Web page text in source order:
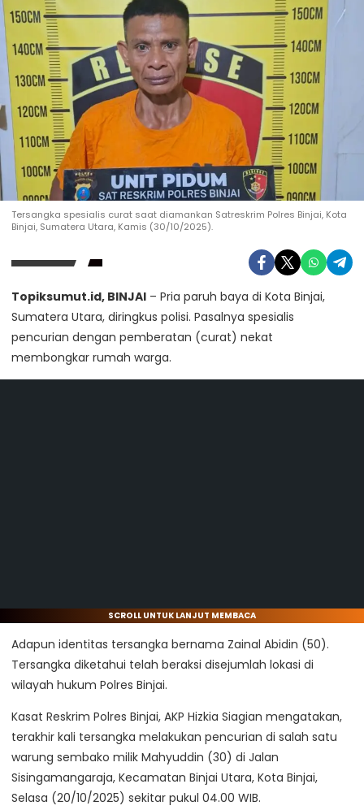
Tersangka spesialis curat saat diamankan Satreskrim Polres Binjai, Kota
Binjai, Sumatera Utara, Kamis (30/10/2025).
Topiksumut.id, BINJAI – Pria paruh baya di Kota Binjai,
Sumatera Utara, diringkus polisi. Pasalnya spesialis
pencurian dengan pemberatan (curat) nekat
membongkar rumah warga.
SCROLL UNTUK LANJUT MEMBACA
Adapun identitas tersangka bernama Zainal Abidin (50).
Tersangka diketahui telah beraksi disejumlah lokasi di
wilayah hukum Polres Binjai.
Kasat Reskrim Polres Binjai, AKP Hizkia Siagian mengatakan,
terakhir kali tersangka melakukan pencurian di salah satu
warung sembako milik Mahyuddin (30) di Jalan
Sisingamangaraja, Kecamatan Binjai Utara, Kota Binjai,
Selasa (20/10/2025) sekitar pukul 04.00 WIB.